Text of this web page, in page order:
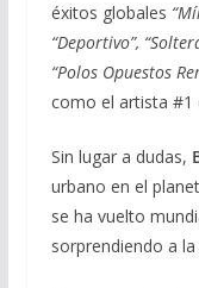
éxitos globales
“Deportivo”,
“Polos Opuestos
como el artista #1
Sin lugar a dudas,
urbano en el
se ha vuelto
sorprendiendo a